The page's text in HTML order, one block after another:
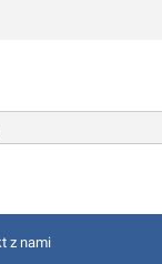
z nami